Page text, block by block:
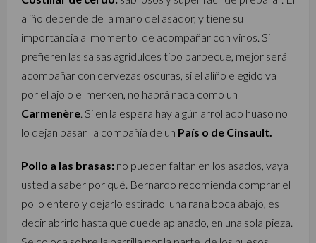
aliño depende de la mano del asador, y tiene su
importancia al momento de acompañar con vinos. Si
prefieren las salsas agridulces tipo barbecue, mejor será
acompañar con cervezas oscuras, si el aliño elegido va
por el ajo o el merken, no habrá nada como un
Carmenère. Si en la espera hay algún arrollado huaso no
lo dejan pasar la compañía de un País o de Cinsault.
Pollo a las brasas: no pueden faltan en los asados, vaya
usted a saber por qué. Bernardo recomienda comprar el
pollo entero y dejarlo estirado una rana boca abajo, es
decir abrirlo hasta que quede aplanado, en una sola pieza.